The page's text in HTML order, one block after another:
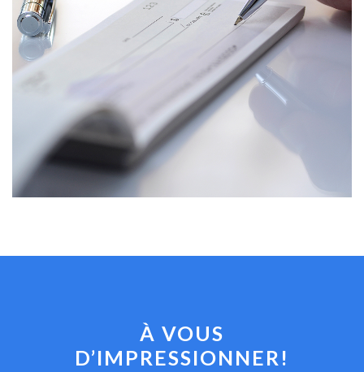
À VOUS
D’IMPRESSIONNER!